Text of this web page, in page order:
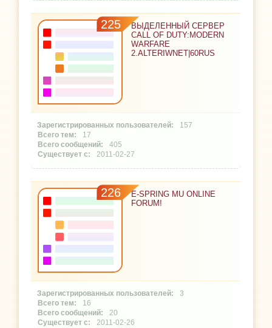
225
ВЫДЕЛЕННЫЙ СЕРВЕР
CALL OF DUTY:MODERN
WARFARE
2.ALTERIWNET|60RUS
157
17
405
2011-02-27
226
E-SPRING MU ONLINE
FORUM!
3
16
20
2011-02-26